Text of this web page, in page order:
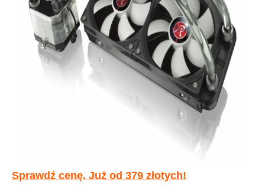
Sprawdź cenę. Już od 379 złotych!